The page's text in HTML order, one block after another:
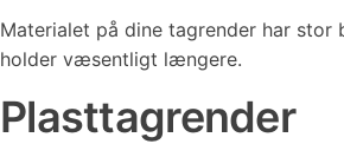
Materialet på dine tagrender har stor
holder væsentligt længere.
Plasttagrender